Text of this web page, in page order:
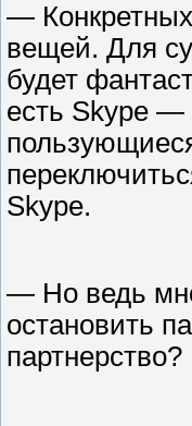
—
вещей. Для
будет
есть Skype —
Skype.
— Но ведь
остановить
партнерство?